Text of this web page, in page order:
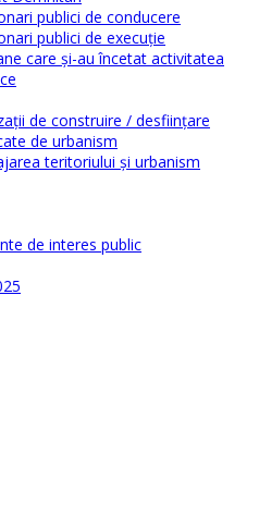
publici de conducere
publici de execuție
care şi-au încetat activitatea
de construire / desființare
de urbanism
teritoriului şi urbanism
de interes public